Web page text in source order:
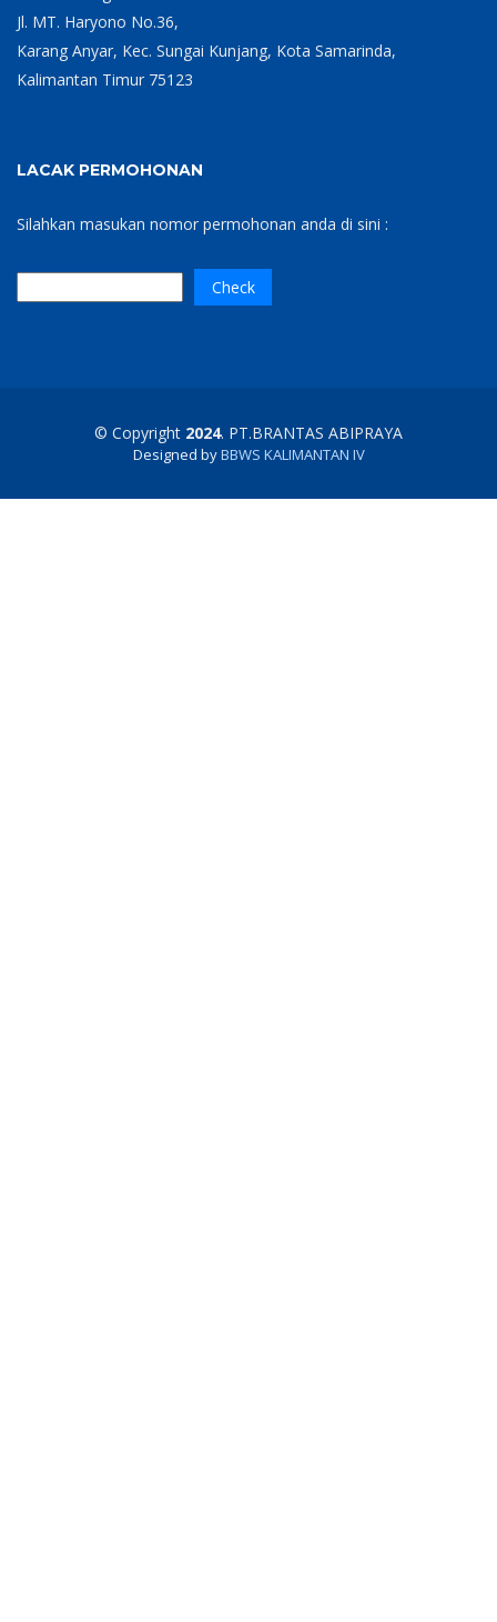
Jl. MT. Haryono No.36,
Karang Anyar, Kec. Sungai Kunjang, Kota Samarinda,
Kalimantan Timur 75123
LACAK PERMOHONAN
Silahkan masukan nomor permohonan anda di sini :
© Copyright 2024. PT.BRANTAS ABIPRAYA
Designed byBBWS KALIMANTAN IV